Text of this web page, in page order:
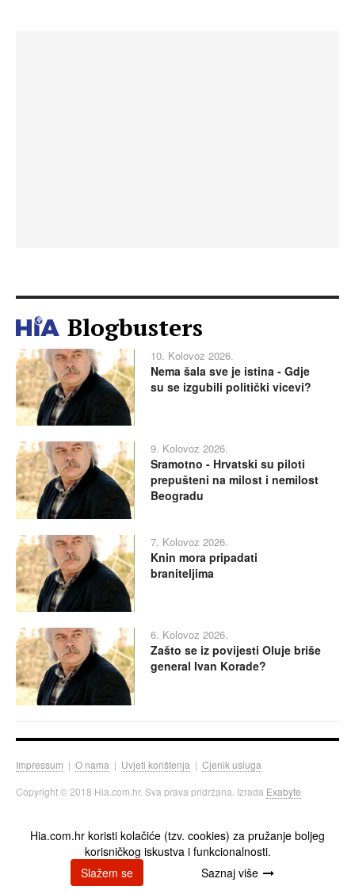
Blogbusters
10. Kolovoz 2026.
Nema šala sve je istina - Gdje
su se izgubili politički vicevi?
9. Kolovoz 2026.
Sramotno - Hrvatski su piloti
prepušteni na milost i nemilost
Beogradu
7. Kolovoz 2026.
Knin mora pripadati
braniteljima
6. Kolovoz 2026.
Zašto se iz povijesti Oluje briše
general Ivan Korade?
Impressum | O nama | Uvjeti korištenja | Cjenik usluga
Copyright © 2018 Hia.com.hr. Sva prava pridržana. Izrada Exabyte
Hia.com.hr koristi kolačiće (tzv. cookies) za pružanje boljeg
korisničkog iskustva i funkcionalnosti.
Slažem se
Saznaj više